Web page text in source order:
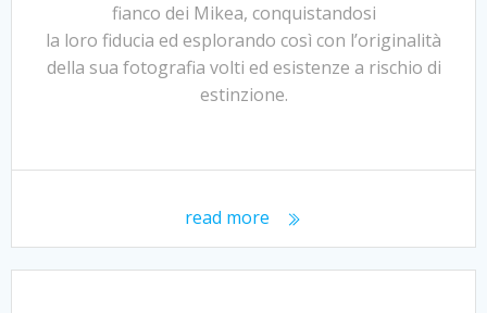
fianco dei Mikea, conquistandosi
la loro fiducia ed esplorando così con l’originalità
della sua fotografia volti ed esistenze a rischio di
estinzione.
read more